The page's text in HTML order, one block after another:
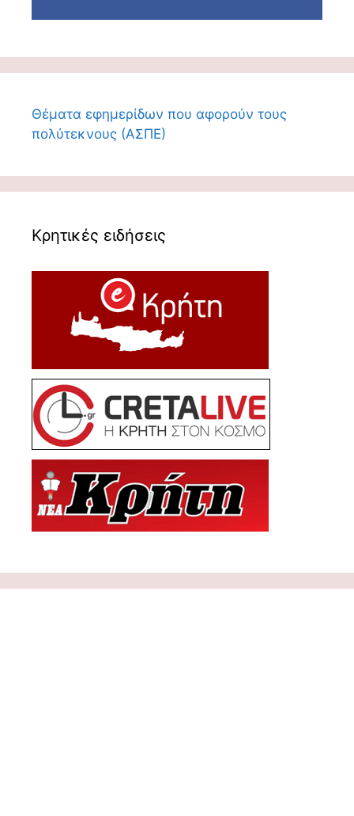
Θέματα εφημερίδων που αφορούν τους
πολύτεκνους (ΑΣΠΕ)
Κρητικές ειδήσεις